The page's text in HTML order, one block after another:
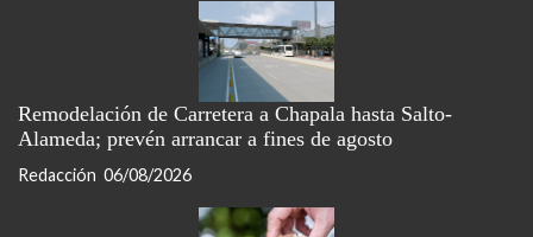
Remodelación de Carretera a Chapala hasta Salto-
Alameda; prevén arrancar a fines de agosto
Redacción 06/08/2026